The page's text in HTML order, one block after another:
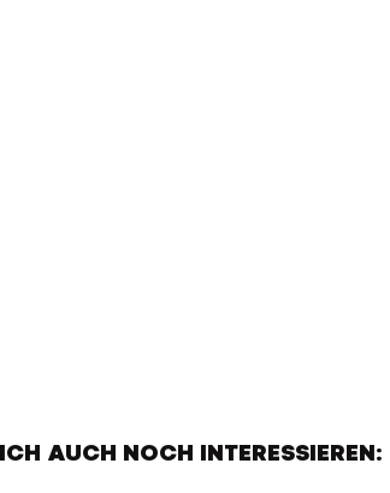
AUCH NOCH INTERESSIEREN: